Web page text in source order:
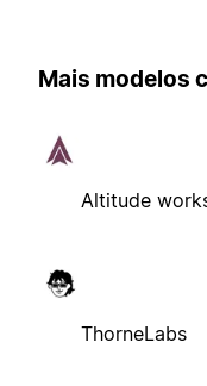
Mais modelos
Altitude
ThorneLabs